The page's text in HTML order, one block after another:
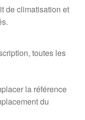
de climatisation et
toutes les
la référence
du